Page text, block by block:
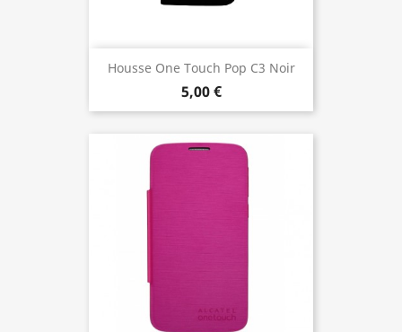
Housse One Touch Pop C3 Noir
5,00 €